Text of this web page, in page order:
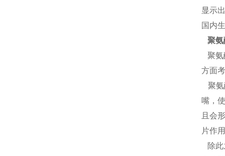
显示
国内
聚氨
聚氨
方面
聚氨
嘴，
且会
片作
除此